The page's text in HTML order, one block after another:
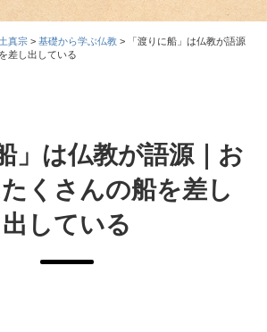
真宗 > 基礎から学ぶ仏教 >
「渡りに船」は仏教が語源
差し出している
」は仏教が語源｜お
くさんの船を差し
出している